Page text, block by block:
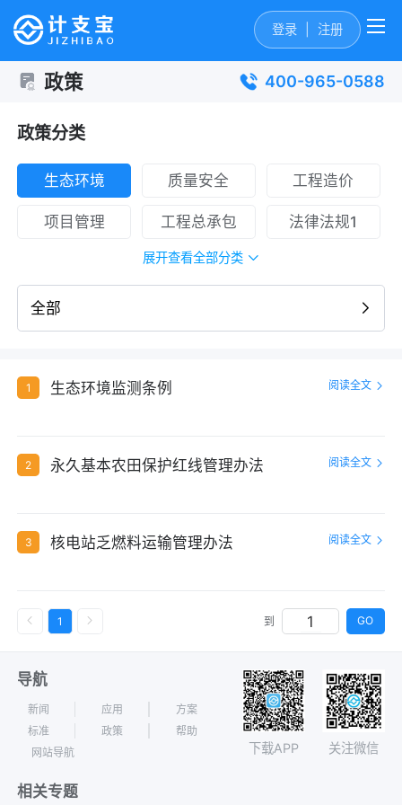
登录 注册
政策 400-965-0588
政策分类
生态环境 质量安全 工程造价
项目管理 工程总承包 法律法规1
展开查看全部分类
全部
1 生态环境监测条例 阅读全文
2 永久基本农田保护红线管理办法 阅读全文
3 核电站乏燃料运输管理办法 阅读全文
1 到 GO
导航
新闻 应用
方案
标准
政策
帮助
网站导航
下载APP 关注微信
相关专题